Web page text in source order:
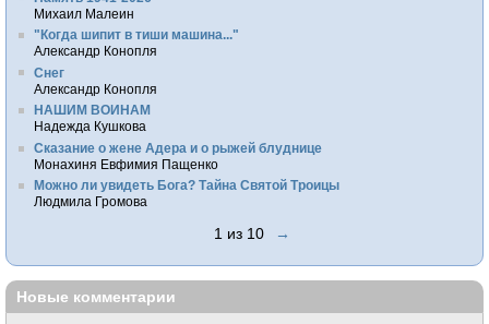
Михаил Малеин
"Когда шипит в тиши машина..."
Александр Конопля
Снег
Александр Конопля
НАШИМ ВОИНАМ
Надежда Кушкова
Сказание о жене Адера и о рыжей блуднице
Монахиня Евфимия Пащенко
Можно ли увидеть Бога? Тайна Святой Троицы
Людмила Громова
1 из 10 →
Новые комментарии